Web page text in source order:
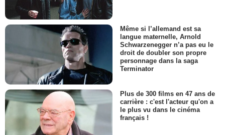
Même si l’allemand est sa
langue maternelle, Arnold
Schwarzenegger n’a pas eu le
droit de doubler son propre
personnage dans la saga
Terminator
Plus de 300 films en 47 ans de
carrière : c'est l'acteur qu'on a
le plus vu dans le cinéma
français !